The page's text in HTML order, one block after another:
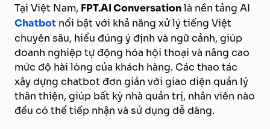
Tại Việt Nam, FPT.AI Conversationlà nền tảng AI
Chatbot nổi bật với khả năng xử lý tiếng Việt
chuyên sâu, hiểu đúng ý định và ngữ cảnh, giúp
doanh nghiệp tự động hóa hội thoại và nâng cao
mức độ hài lòng của khách hàng. Các thao tác
xây dựng chatbot đơn giản với giao diện quản lý
thân thiện, giúp bất kỳ nhà quản trị, nhân viên nào
đều có thể tiếp nhận và sử dụng dễ dàng.